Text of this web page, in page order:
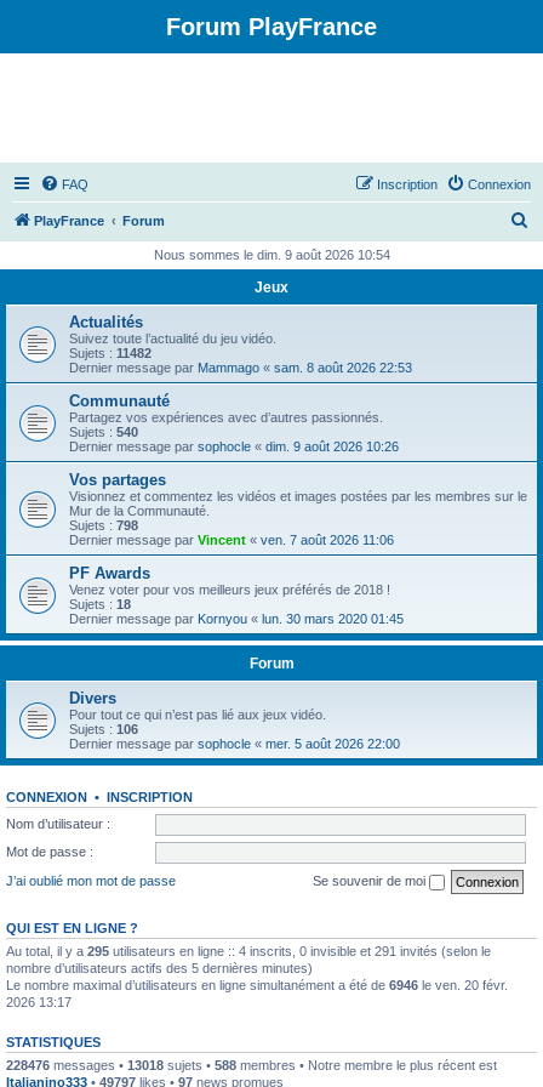
Forum PlayFrance
FAQ Connexion
Inscription
PlayFrance Forum
h
Nous sommes le dim. 9 août 2026 10:54
Jeux
Actualités
Suivez toute l’actualité du jeu vidéo.
Sujets : 11482
Dernier message par Mammago « sam. 8 août 2026 22:53
Communauté
Partagez vos expériences avec d’autres passionnés.
Sujets : 540
Dernier message par sophocle « dim. 9 août 2026 10:26
Vos partages
Visionnez et commentez les vidéos et images postées par les membres sur le
Mur de la Communauté.
Sujets : 798
Dernier message par Vincent « ven. 7 août 2026 11:06
PF Awards
Venez voter pour vos meilleurs jeux préférés de 2018 !
Sujets : 18
Dernier message par Kornyou « lun. 30 mars 2020 01:45
Forum
Divers
Pour tout ce qui n’est pas lié aux jeux vidéo.
Sujets : 106
Dernier message par sophocle « mer. 5 août 2026 22:00
CONNEXION • INSCRIPTION
Nom d’utilisateur :
Mot de passe :
J’ai oublié mon mot de passe
Se souvenir de moi
QUI EST EN LIGNE ?
Au total, il y a 295 utilisateurs en ligne :: 4 inscrits, 0 invisible et 291 invités (selon le
nombre d’utilisateurs actifs des 5 dernières minutes)
Le nombre maximal d’utilisateurs en ligne simultanément a été de 6946 le ven. 20 févr.
2026 13:17
STATISTIQUES
228476 messages • 13018 sujets • 588 membres • Notre membre le plus récent est
Italianino333 • 49797 likes • 97 news promues